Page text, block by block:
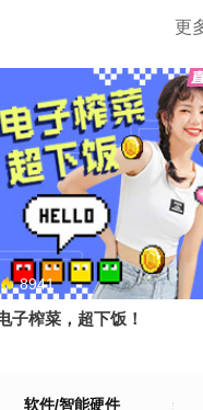
《聪明的小韩愈 》#生活趣
#千里文化行 #地球online秋
副本 #搞笑是一种贡献
更
8941
子榨菜，超下饭！
软件/智能硬件